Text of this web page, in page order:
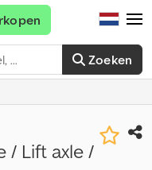
Zoeken
/ Lift axle /